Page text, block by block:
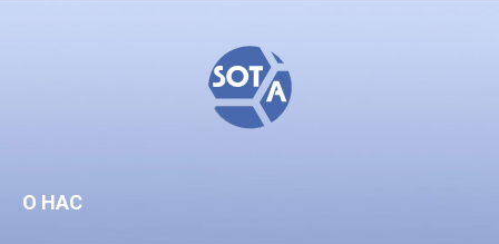
О НАС